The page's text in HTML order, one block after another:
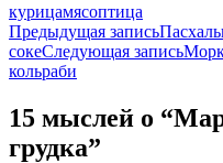
курицамясоптица
Навигация
по
Предыдущая запись
сокеСледующая запись
кольраби
15 мыслей о
грудка”